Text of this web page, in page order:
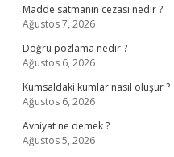
Madde satmanın cezası nedir ?
Ağustos 7, 2026
Doğru pozlama nedir ?
Ağustos 6, 2026
Kumsaldaki kumlar nasıl oluşur ?
Ağustos 6, 2026
Avniyat ne demek ?
Ağustos 5, 2026